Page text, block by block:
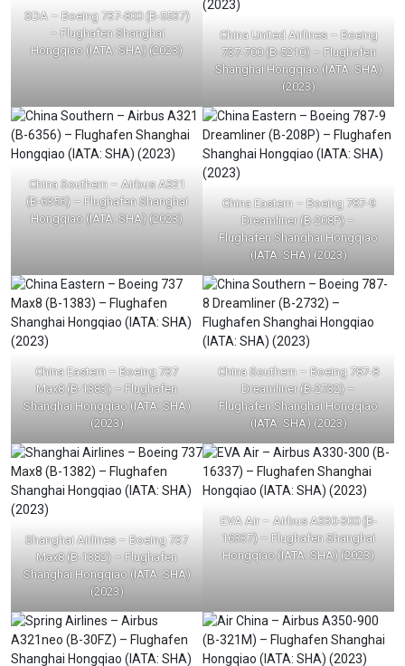
SDA – Boeing 737-800 (B-5537)
– Flughafen Shanghai
Hongqiao (IATA: SHA) (2023)
China United Airlines – Boeing
737-700 (B-5210) – Flughafen
Shanghai Hongqiao (IATA: SHA)
(2023)
China Southern – Airbus A321
(B-6356) – Flughafen Shanghai
Hongqiao (IATA: SHA) (2023)
China Eastern – Boeing 787-9
Dreamliner (B-208P) –
Flughafen Shanghai Hongqiao
(IATA: SHA) (2023)
China Eastern – Boeing 737
Max8 (B-1383) – Flughafen
Shanghai Hongqiao (IATA: SHA)
(2023)
China Southern – Boeing 787-8
Dreamliner (B-2732) –
Flughafen Shanghai Hongqiao
(IATA: SHA) (2023)
Shanghai Airlines – Boeing 737
Max8 (B-1382) – Flughafen
Shanghai Hongqiao (IATA: SHA)
(2023)
EVA Air – Airbus A330-300 (B-
16337) – Flughafen Shanghai
Hongqiao (IATA: SHA) (2023)